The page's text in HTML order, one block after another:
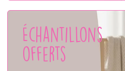
Échantillons
offerts